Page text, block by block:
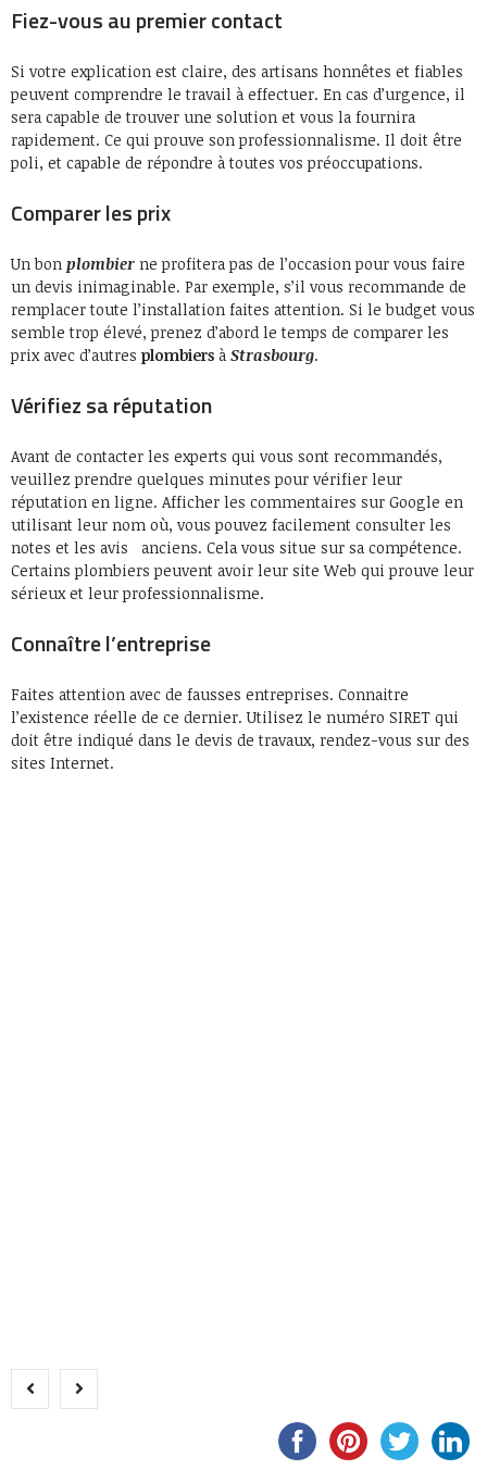
Fiez-vous au premier contact
Si votre explication est claire, des artisans honnêtes et fiables
peuvent comprendre le travail à effectuer. En cas d’urgence, il
sera capable de trouver une solution et vous la fournira
rapidement. Ce qui prouve son professionnalisme. Il doit être
poli, et capable de répondre à toutes vos préoccupations.
Comparer les prix
Un bon plombier ne profitera pas de l’occasion pour vous faire
un devis inimaginable. Par exemple, s’il vous recommande de
remplacer toute l’installation faites attention. Si le budget vous
semble trop élevé, prenez d’abord le temps de comparer les
prix avec d’autres plombiers à Strasbourg.
Vérifiez sa réputation
Avant de contacter les experts qui vous sont recommandés,
veuillez prendre quelques minutes pour vérifier leur
réputation en ligne. Afficher les commentaires sur Google en
utilisant leur nom où, vous pouvez facilement consulter les
notes et les avis anciens. Cela vous situe sur sa compétence.
Certains plombiers peuvent avoir leur site Web qui prouve leur
sérieux et leur professionnalisme.
Connaître l’entreprise
Faites attention avec de fausses entreprises. Connaitre
l’existence réelle de ce dernier. Utilisez le numéro SIRET qui
doit être indiqué dans le devis de travaux, rendez-vous sur des
sites Internet.